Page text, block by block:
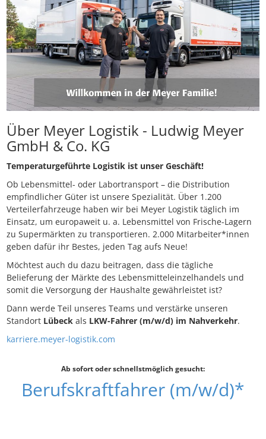
Über Meyer Logistik - Ludwig Meyer
GmbH & Co. KG
Temperaturgeführte Logistik ist unser Geschäft!
Ob Lebensmittel- oder Labortransport – die Distribution
empfindlicher Güter ist unsere Spezialität. Über 1.200
Verteilerfahrzeuge haben wir bei Meyer Logistik täglich im
Einsatz, um europaweit u. a. Lebensmittel von Frische-Lagern
zu Supermärkten zu transportieren. 2.000 Mitarbeiter*innen
geben dafür ihr Bestes, jeden Tag aufs Neue!
Möchtest auch du dazu beitragen, dass die tägliche
Belieferung der Märkte des Lebensmitteleinzelhandels und
somit die Versorgung der Haushalte gewährleistet ist?
Dann werde Teil unseres Teams und verstärke unseren
Standort Lübeck als LKW-Fahrer (m/w/d) im Nahverkehr.
karriere.meyer-logistik.com
Ab sofort oder schnellstmöglich gesucht:
Berufskraftfahrer (m/w/d)*